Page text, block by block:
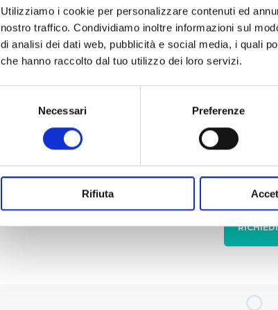
Utilizziamo i cookie per personalizzare contenuti ed
nostro traffico. Condividiamo inoltre informazioni sul
di analisi dei dati web, pubblicità e social media, i quali
che hanno raccolto dal tuo utilizzo dei loro servizi.
Necessari Preferenze
Rifiuta
solo polipropilene (PP) vergine al massimo
Tutte le provette sono esenti da metalli e da
come Pirogeni, Endotossine, DNA e RNA.